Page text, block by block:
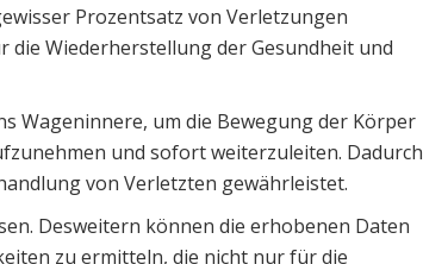
Prozentsatz von Verletzungen
Wiederherstellung der Gesundheit und
Wageninnere, um die Bewegung der Körper
und sofort weiterzuleiten. Dadurch
von Verletzten gewährleistet.
Desweitern können die erhobenen Daten
zu ermitteln, die nicht nur für die